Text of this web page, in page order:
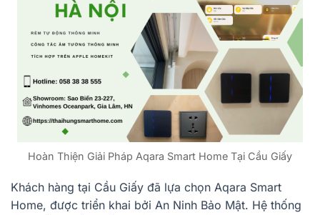
Hoàn Thiện Giải Pháp Aqara Smart Home Tại Cầu Giấy
Khách hàng tại Cầu Giấy đã lựa chọn Aqara Smart
Home, được triển khai bởi An Ninh Bảo Mật. Hệ thống